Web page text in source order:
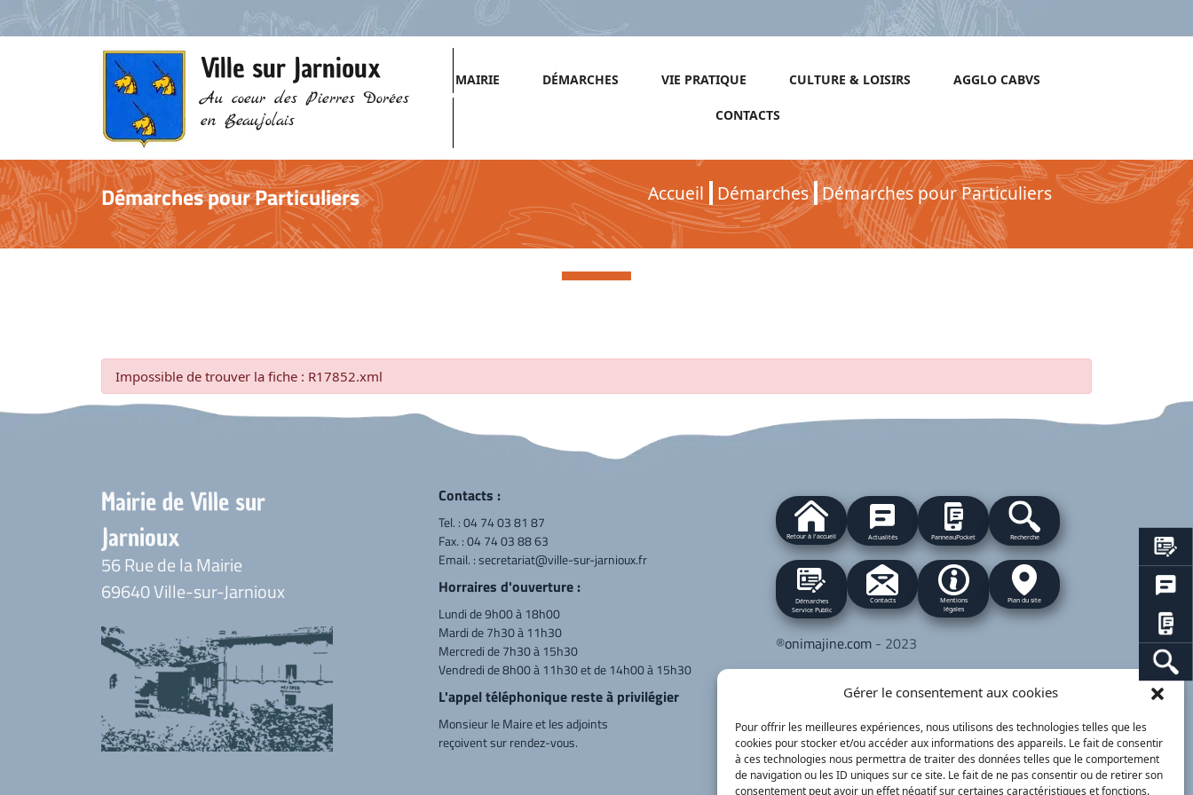
Gérer le consentement aux cookies
Pour offrir les meilleures expériences, nous utilisons des technologies telles que les
cookies pour stocker et/ou accéder aux informations des appareils. Le fait de consentir
à ces technologies nous permettra de traiter des données telles que le comportement
de navigation ou les ID uniques sur ce site. Le fait de ne pas consentir ou de retirer son
consentement peut avoir un effet négatif sur certaines caractéristiques et fonctions.
Ville sur Jarnioux
Au coeur des Pierres Dorées
en Beaujolais
MAIRIE DÉMARCHES VIE PRATIQUE CULTURE & LOISIRS AGGLO CABVS
CONTACTS
Démarches pour Particuliers Accueil Démarches Démarches pour Particuliers
Démarches pour Particuliers
Impossible de trouver la fiche : R17852.xml
Mairie de Ville sur
Jarnioux
56 Rue de la Mairie
69640 Ville-sur-Jarnioux
Contacts :
Tel. :04 74 03 81 87
Fax. : 04 74 03 88 63
Email. :secretariat@ville-sur-jarnioux.fr
Horraires d'ouverture :
Lundi de 9h00 à 18h00
Mardi de 7h30 à 11h30
Mercredi de 7h30 à 15h30
Vendredi de 8h00 à 11h30 et de 14h00 à 15h30
L'appel téléphonique reste à privilégier
Monsieur le Maire et les adjoints
reçoivent sur rendez-vous.
Retour à l'accueil Actualités PanneauPocket Recherche
Démarches
Service Public
Contacts
Mentions
légales
Plan du site
®onimajine.com - 2023
Valérie BLET -blet.valerie@orange.fr- 06 84 05
04 01